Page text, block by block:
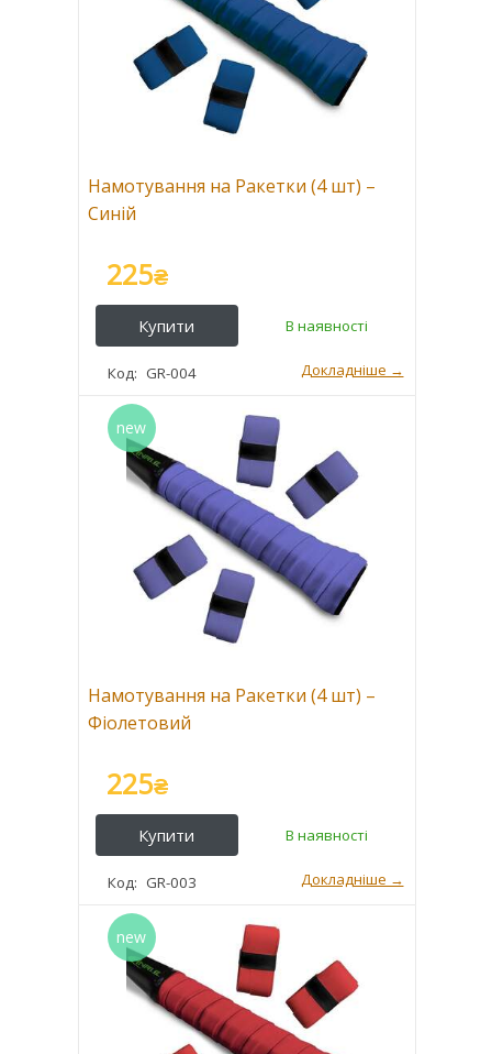
Намотування на Ракетки (4 шт) –
Синій
GR-004
225₴
Намотування на Ракетки (4 шт) –
Фіолетовий
GR-003
225₴